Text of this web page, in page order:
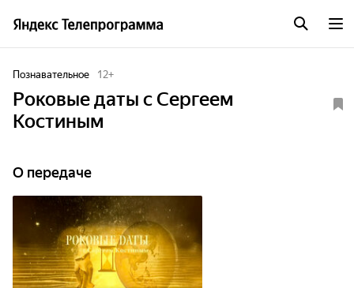
Познавательное 12+
Роковые даты с Сергеем
Костиным
О передаче